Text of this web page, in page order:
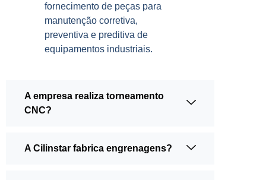
fornecimento de peças para
manutenção corretiva,
preventiva e preditiva de
equipamentos industriais.
A empresa realiza torneamento
CNC?
A Cilinstar fabrica engrenagens?